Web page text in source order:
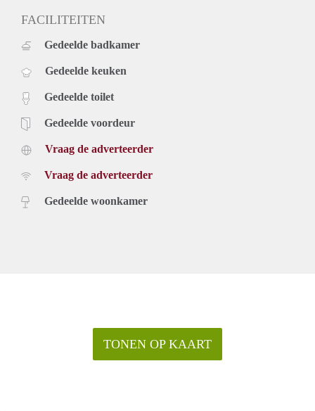
FACILITEITEN
Gedeelde badkamer
Gedeelde keuken
Gedeelde toilet
Gedeelde voordeur
Vraag de adverteerder
Vraag de adverteerder
Gedeelde woonkamer
TONEN OP KAART